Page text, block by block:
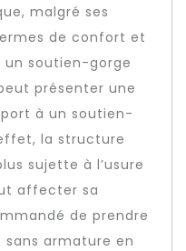
malgré ses
de confort et
soutien-gorge
présenter une
à un soutien-
la structure
sujette à l’usure
affecter sa
de prendre
armature en